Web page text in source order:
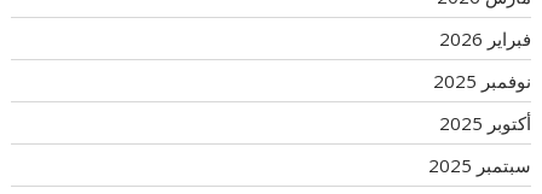
فبراير 2026
نوفمبر 2025
أكتوبر 2025
سبتمبر 2025